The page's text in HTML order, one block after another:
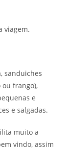
viagem.
sanduiches
frango),
e
e salgadas.
muito a
vindo, assim